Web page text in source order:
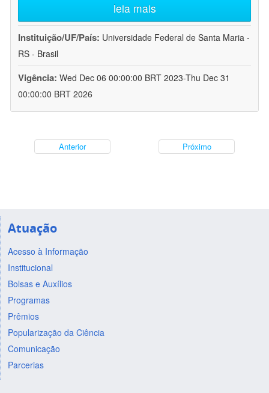
leia mais
Instituição/UF/País: Universidade Federal de Santa Maria -
RS - Brasil
Vigência: Wed Dec 06 00:00:00 BRT 2023-Thu Dec 31
00:00:00 BRT 2026
Anterior Próximo
Atuação
Acesso à Informação
Institucional
Bolsas e Auxílios
Programas
Prêmios
Popularização da Ciência
Comunicação
Parcerias